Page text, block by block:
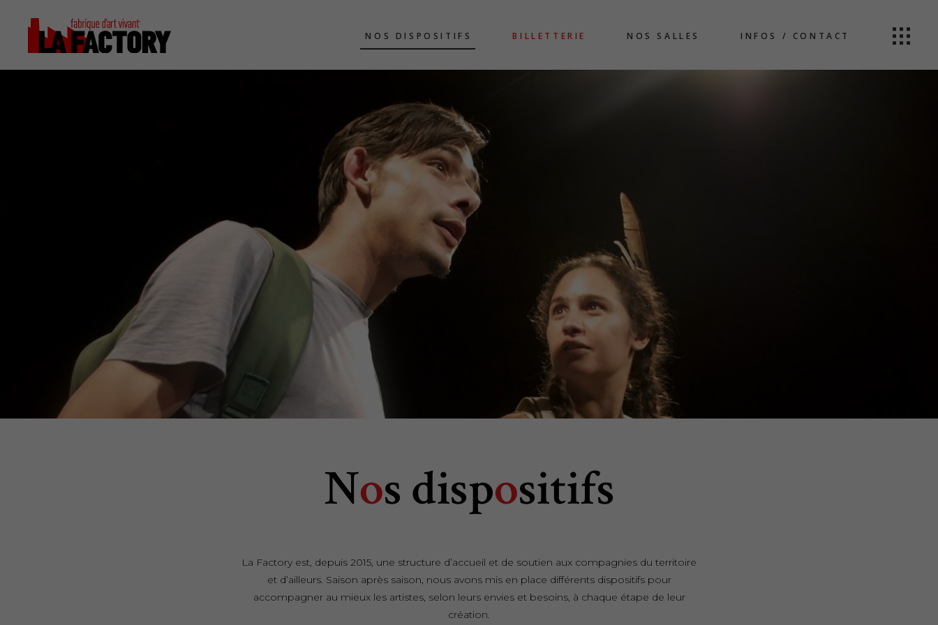
NOS DISPOSITIFS BILLETTERIE NOS SALLES INFOS / CONTACT
Nos dispositifs
La Factory est, depuis 2015, une structure d’accueil et de soutien aux compagnies du territoire
et d’ailleurs. Saison après saison, nous avons mis en place différents dispositifs pour
accompagner au mieux les artistes, selon leurs envies et besoins, à chaque étape de leur
création.